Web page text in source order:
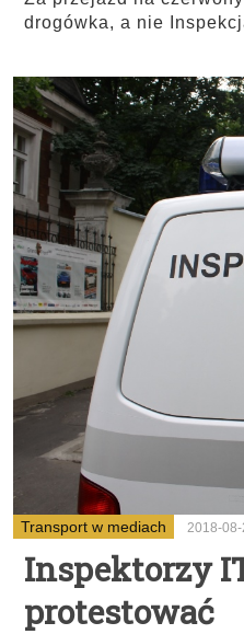
drogówka, a nie
Transport w mediach 2018-08-
Inspektorzy
protestować